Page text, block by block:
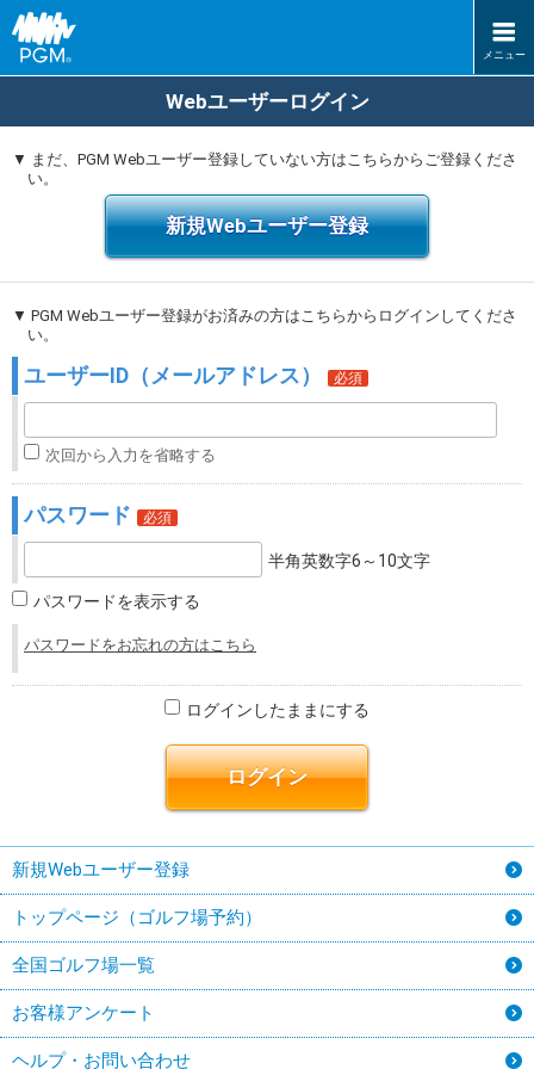
メニュー
Webユーザーログイン
▼ まだ、PGM Webユーザー登録していない方はこちらからご登録くださ
い。
新規Webユーザー登録
▼ PGM Webユーザー登録がお済みの方はこちらからログインしてくださ
い。
ユーザーID（メールアドレス）
次回から入力を省略する
パスワード
半角英数字6～10文字
パスワードを表示する
パスワードをお忘れの方はこちら
ログインしたままにする
新規Webユーザー登録
トップページ（ゴルフ場予約）
全国ゴルフ場一覧
お客様アンケート
ヘルプ・お問い合わせ